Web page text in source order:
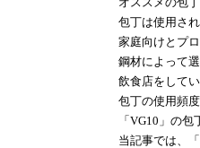
包丁は使用さ
家庭向けとプ
鋼材によって
飲食店をして
包丁の使用頻
「 VG10 」の包
当記事では、「